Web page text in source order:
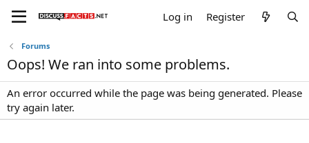
Log in Register
Forums
Oops! We ran into some problems.
An error occurred while the page was being generated. Please
try again later.